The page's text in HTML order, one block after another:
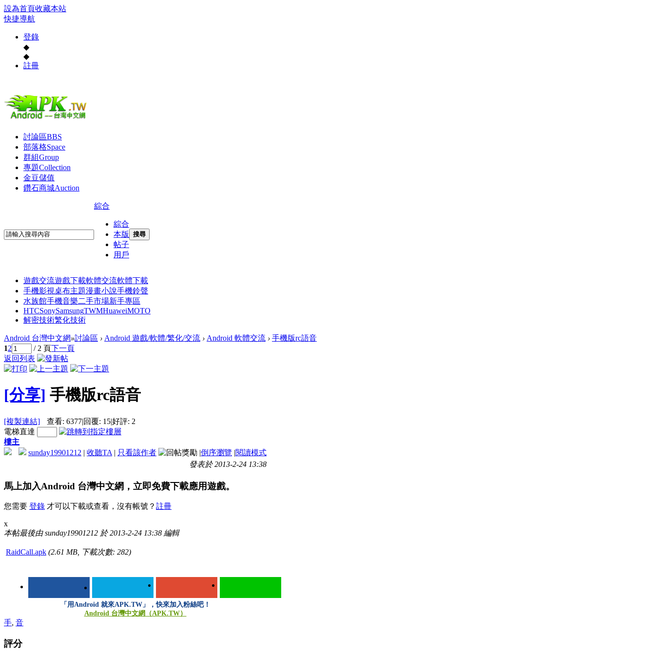
設為首頁收藏本站
快捷導航
登錄
◆
◆
註冊
討論區BBS
部落格Space
群組Group
專題Collection
金豆儲值
鑽石商城Auction
綜合
綜合
本版
帖子
用戶
搜尋
遊戲交流遊戲下載軟體交流軟體下載
手機影視桌布主題漫畫小說手機鈴聲
水族館手機音樂二手市場新手專區
HTCSonySamsungTWMHuaweiMOTO
解密技術繁化技術
Android 台灣中文網»討論區 › Android 遊戲/軟體/繁化/交流 › Android 軟體交流 › 手機版rc語音
12 / 2 頁下一頁
返回列表
[分享] 手機版rc語音
[複製連結] 查看: 6377|回覆: 15|好評: 2
電梯直達
樓主
sunday19901212 | 收聽TA | 只看該作者 |倒序瀏覽 |閱讀模式
發表於 2013-2-24 13:38
馬上加入Android 台灣中文網，立即免費下載應用遊戲。
您需要 登錄 才可以下載或查看，沒有帳號？ 註冊
x
本帖最後由 sunday19901212 於 2013-2-24 13:38 編輯
RaidCall.apk (2.61 MB, 下載次數: 282)
「用Android 就來APK.TW」，快來加入粉絲吧！
Android 台灣中文網（APK.TW）
手, 音
評分